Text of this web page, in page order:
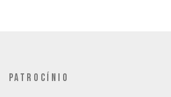
PATROCÍNIO